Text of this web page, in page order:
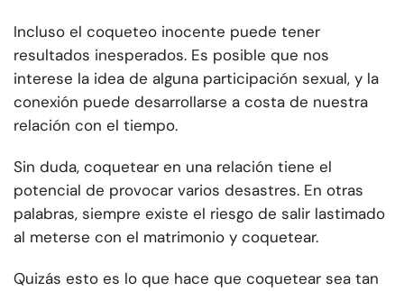
Incluso el coqueteo inocente puede tener
resultados inesperados. Es posible que nos
interese la idea de alguna participación sexual, y la
conexión puede desarrollarse a costa de nuestra
relación con el tiempo.
Sin duda, coquetear en una relación tiene el
potencial de provocar varios desastres. En otras
palabras, siempre existe el riesgo de salir lastimado
al meterse con el matrimonio y coquetear.
Quizás esto es lo que hace que coquetear sea tan